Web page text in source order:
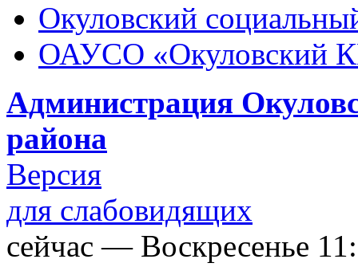
Окуловский
ОАУСО «Окуловский
Администрация
района
Версия
для слабовидящих
сейчас — Воскресенье